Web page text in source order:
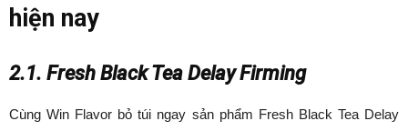
hiện nay
2.1. Fresh Black Tea Delay Firming
Cùng Win Flavor bỏ túi ngay sản phẩm Fresh Black Tea Delay